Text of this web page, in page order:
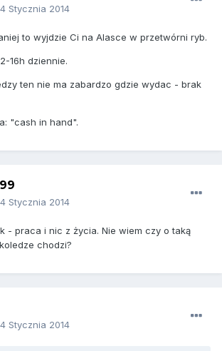
Stycznia 2014
to wyjdzie Ci na Alasce w przetwórni ryb.
16h dziennie.
ten nie ma zabardzo gdzie wydac - brak
"cash in hand".
Stycznia 2014
- praca i nic z życia. Nie wiem czy o taką
chodzi?
Stycznia 2014